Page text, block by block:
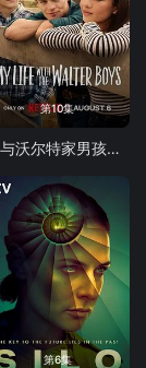
第10集
我与沃尔特家男孩的生活 第三季
第6集